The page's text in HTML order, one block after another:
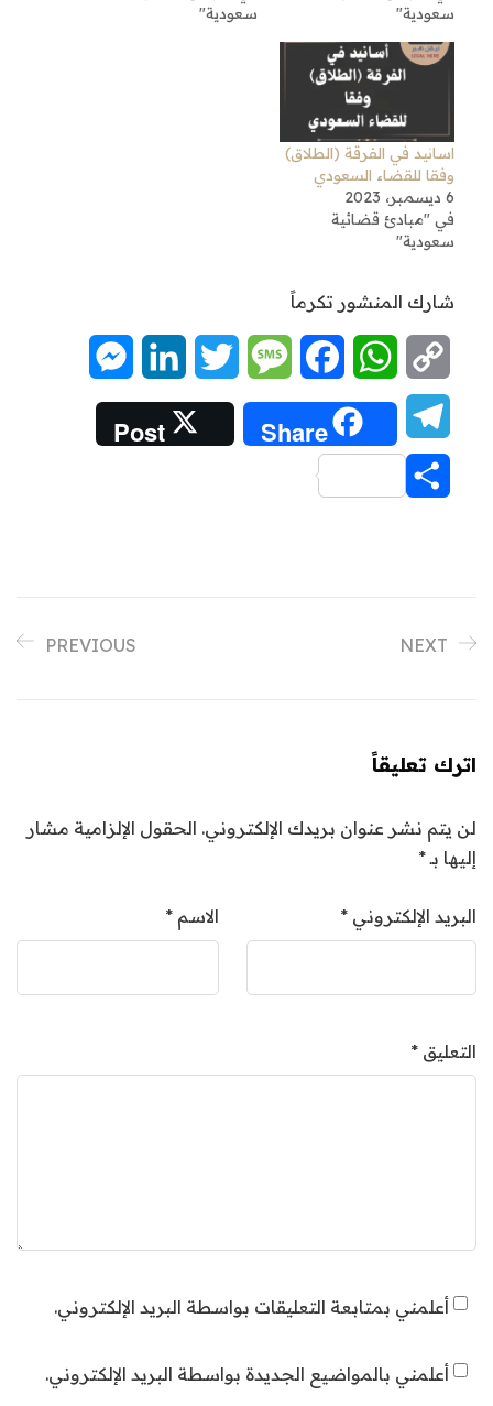
سعودية"
سعودية"
اسانيد في الفرقة (الطلاق)
وفقا للقضاء السعودي
6 ديسمبر، 2023
في "مبادئ قضائية
سعودية"
شارك المنشور تكرماً
Copy
Link
WhatsApp
Facebook
Message
Twitter
LinkedIn
Telegram
Share
Post
PREVIOUS NEXT
اترك تعليقاً
لن يتم نشر عنوان بريدك الإلكتروني. الحقول الإلزامية مشار
إليها بـ*
الاسم * البريد الإلكتروني *
التعليق *
أعلمني بمتابعة التعليقات بواسطة البريد الإلكتروني.
أعلمني بالمواضيع الجديدة بواسطة البريد الإلكتروني.